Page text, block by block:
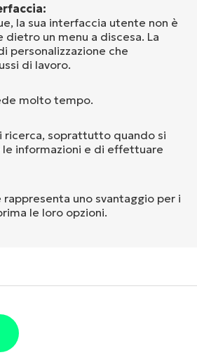
la sua interfaccia utente non è
un menu a discesa. La
personalizzazione che
di lavoro.
molto tempo.
ricerca, soprattutto quando si
informazioni e di effettuare
uno svantaggio per i
le loro opzioni.